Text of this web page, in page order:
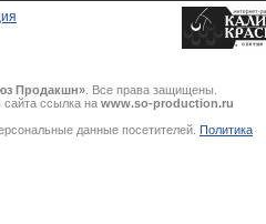
Продакшн» . Все права защищены.
ссылка на www.so-production.ru
данные посетителей. Политика